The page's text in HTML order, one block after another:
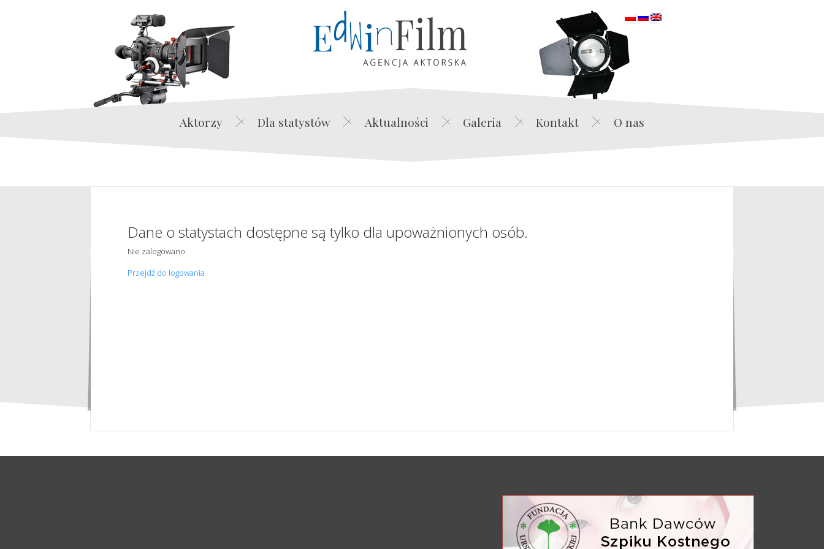
Edwin Film Agencja Aktorska
Aktorzy Dla statystów Aktualności Galeria Kontakt O nas
Dane o statystach dostępne są tylko dla upoważnionych osób.
Nie zalogowano
Przejdź do logowania